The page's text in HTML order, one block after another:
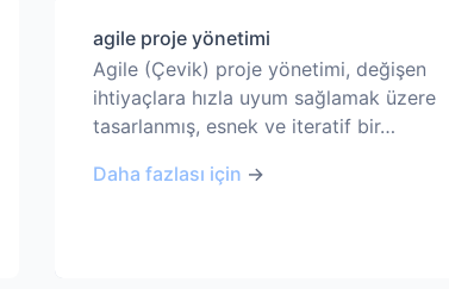
agile proje yönetimi
Agile (Çevik) proje yönetimi, değişen
ihtiyaçlara hızla uyum sağlamak üzere
tasarlanmış, esnek ve iteratif bir…
Daha fazlası için →